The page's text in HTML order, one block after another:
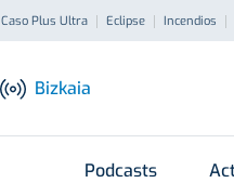
Caso Plus Ultra Eclipse Incendios
Bizkaia
Podcasts